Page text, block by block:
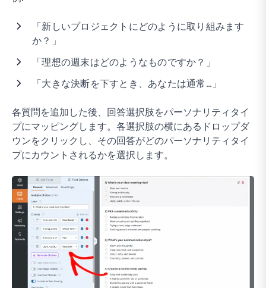
「新しいプロジェクトにどのように取り組みます
か？」
「理想の週末はどのようなものですか？」
「大きな決断を下すとき、あなたは通常…」
各質問を追加した後、回答選択肢をパーソナリティタイ
プにマッピングします。各選択肢の横にあるドロップダ
ウンをクリックし、その回答がどのパーソナリティタイ
プにカウントされるかを選択します。